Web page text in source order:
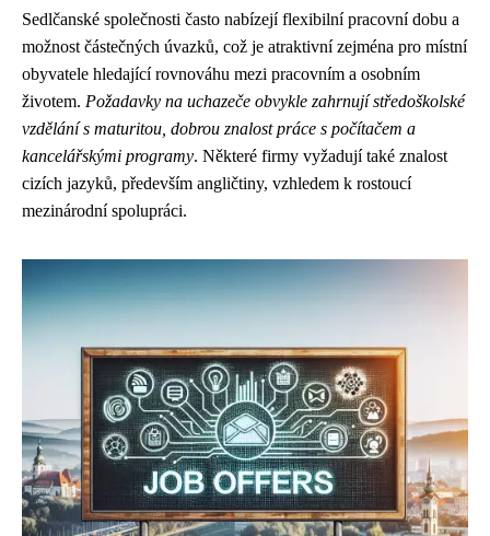
Sedlčanské společnosti často nabízejí flexibilní pracovní dobu a
možnost částečných úvazků, což je atraktivní zejména pro místní
obyvatele hledající rovnováhu mezi pracovním a osobním
životem. Požadavky na uchazeče obvykle zahrnují středoškolské
vzdělání s maturitou, dobrou znalost práce s počítačem a
kancelářskými programy. Některé firmy vyžadují také znalost
cizích jazyků, především angličtiny, vzhledem k rostoucí
mezinárodní spolupráci.